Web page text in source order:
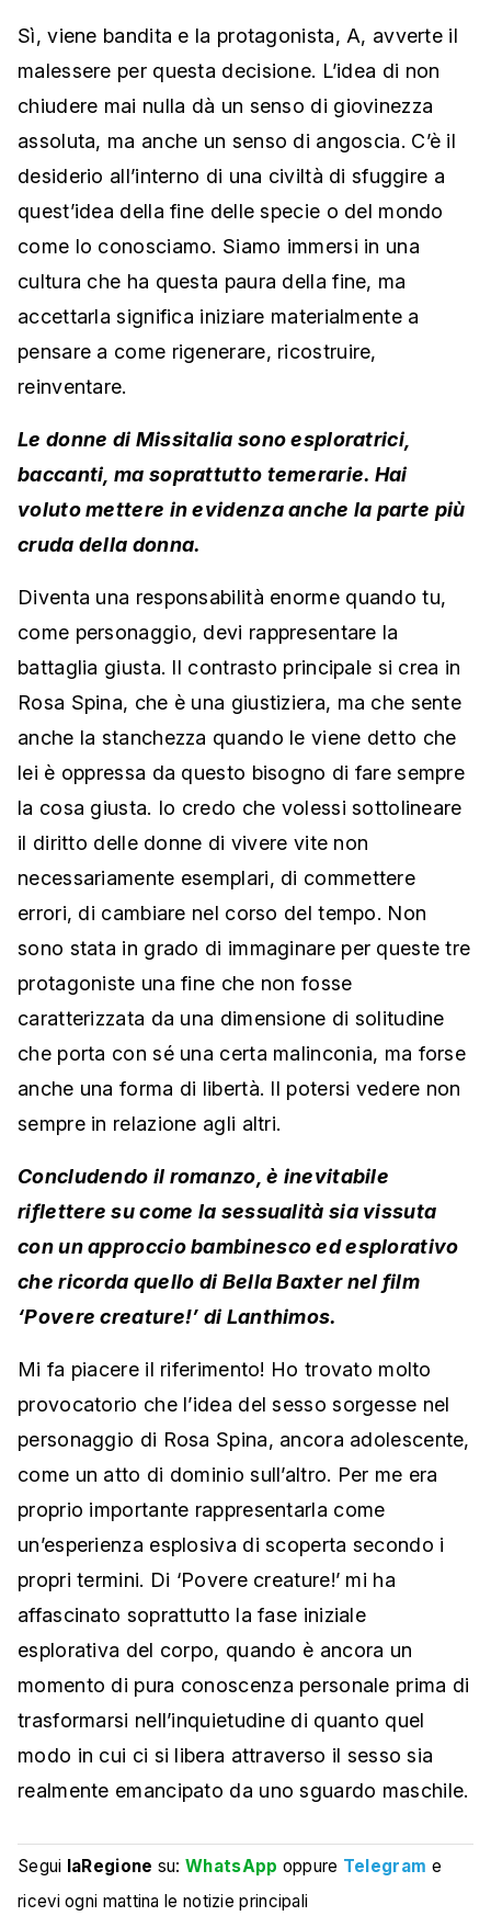
Sì, viene bandita e la protagonista, A, avverte il
malessere per questa decisione. L’idea di non
chiudere mai nulla dà un senso di giovinezza
assoluta, ma anche un senso di angoscia. C’è il
desiderio all’interno di una civiltà di sfuggire a
quest’idea della fine delle specie o del mondo
come lo conosciamo. Siamo immersi in una
cultura che ha questa paura della fine, ma
accettarla significa iniziare materialmente a
pensare a come rigenerare, ricostruire,
reinventare.
Le donne di Missitalia sono esploratrici,
baccanti, ma soprattutto temerarie. Hai
voluto mettere in evidenza anche la parte più
cruda della donna.
Diventa una responsabilità enorme quando tu,
come personaggio, devi rappresentare la
battaglia giusta. Il contrasto principale si crea in
Rosa Spina, che è una giustiziera, ma che sente
anche la stanchezza quando le viene detto che
lei è oppressa da questo bisogno di fare sempre
la cosa giusta. Io credo che volessi sottolineare
il diritto delle donne di vivere vite non
necessariamente esemplari, di commettere
errori, di cambiare nel corso del tempo. Non
sono stata in grado di immaginare per queste tre
protagoniste una fine che non fosse
caratterizzata da una dimensione di solitudine
che porta con sé una certa malinconia, ma forse
anche una forma di libertà. Il potersi vedere non
sempre in relazione agli altri.
Concludendo il romanzo, è inevitabile
riflettere su come la sessualità sia vissuta
con un approccio bambinesco ed esplorativo
che ricorda quello di Bella Baxter nel film
‘Povere creature!’ di Lanthimos.
Mi fa piacere il riferimento! Ho trovato molto
provocatorio che l’idea del sesso sorgesse nel
personaggio di Rosa Spina, ancora adolescente,
come un atto di dominio sull’altro. Per me era
proprio importante rappresentarla come
un’esperienza esplosiva di scoperta secondo i
propri termini. Di ‘Povere creature!’ mi ha
affascinato soprattutto la fase iniziale
esplorativa del corpo, quando è ancora un
momento di pura conoscenza personale prima di
trasformarsi nell’inquietudine di quanto quel
modo in cui ci si libera attraverso il sesso sia
realmente emancipato da uno sguardo maschile.
Segui laRegione su:WhatsApp oppure Telegram e
ricevi ogni mattina le notizie principali